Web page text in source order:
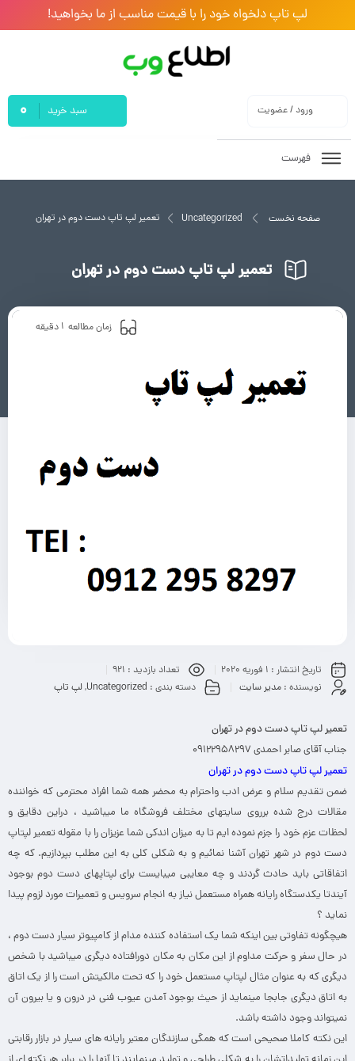
لپ تاپ دلخواه خود را با قیمت مناسب از ما بخواهید!
ورود / عضویت سبد خرید 0
فهرست
صفحه نخست Uncategorized تعمیر لپ تاپ دست دوم در تهران
تعمیر لپ تاپ دست دوم در تهران
زمان مطالعه 1 دقیقه
تاریخ انتشار : 1 فوریه 2020 تعداد بازدید : 921
نویسنده : مدیر سایت دسته بندی : Uncategorized
,لپ تاپ
تعمیر لپ تاپ دست دوم در تهران
جناب آقای صابر احمدی ۰۹۱۲۲۹۵۸۲۹۷
تعمیر لپ تاپ دست دوم در تهران
ضمن تقدیم سلام و عرض ادب واحترام به محضر همه شما افراد محترمی که خواننده
مقالات درج شده برروی سایتهای مختلف فروشگاه ما میباشید ، دراین دقایق و
لحظات عزم خود را جزم نموده ایم تا به میزان اندکی شما عزیزان را با مقوله تعمیر لپتاپ
دست دوم در شهر تهران آشنا نمائیم و به شکلی کلی به این مطلب بپردازیم. که چه
اتفاقاتی باید حادث گردند و چه معایبی میبایست برای لپتاپهای دست دوم بوجود
آیندتا یکدستگاه رایانه همراه مستعمل نیاز به انجام سرویس و تعمیرات مورد لزوم پیدا
نماید ؟
هیچگونه تفاوتی بین اینکه شما یک استفاده کننده مدام از کامپیوتر سیار دست دوم ،
در حال سفر و حرکت مداوم از این مکان به مکان دورافتاده دیگری میباشید با شخص
دیگری که به عنوان مثال لپتاپ مستعمل خود را که تحت مالکیتش است را از یک اتاق
به اتاق دیگری جابجا مینماید از حیث بوجود آمدن عیوب فنی در درون و یا بیرون آن
نمیتواند وجود داشته باشد.
این نکته کاملا صحیحی است که همگی سازندگان معتبر رایانه های سیار در بازار رقابتی